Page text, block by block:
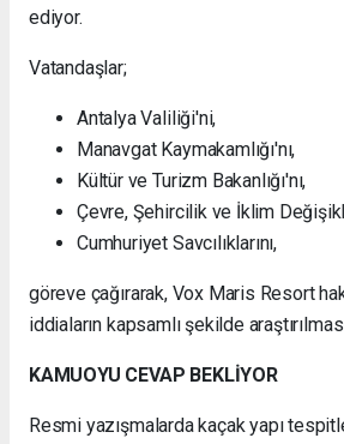
ediyor.
Vatandaşlar;
Antalya Valiliği'ni,
Manavgat Kaymakamlığı'nı,
Kültür ve Turizm Bakanlığı'nı,
Çevre, Şehircilik ve İklim
Cumhuriyet Savcılıklarını,
göreve çağırarak, Vox Maris Resort
iddiaların kapsamlı şekilde
KAMUOYU CEVAP BEKLİYOR
Resmi yazışmalarda kaçak yapı